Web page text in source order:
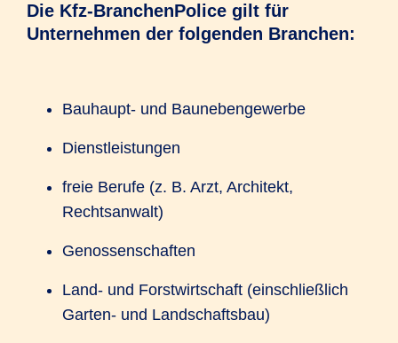
Die Kfz-BranchenPolice gilt für
Unternehmen der folgenden Branchen:
Bauhaupt- und Baunebengewerbe
Dienstleistungen
freie Berufe (z. B. Arzt, Architekt,
Rechtsanwalt)
Genossenschaften
Land- und Forstwirtschaft (einschließlich
Garten- und Landschaftsbau)